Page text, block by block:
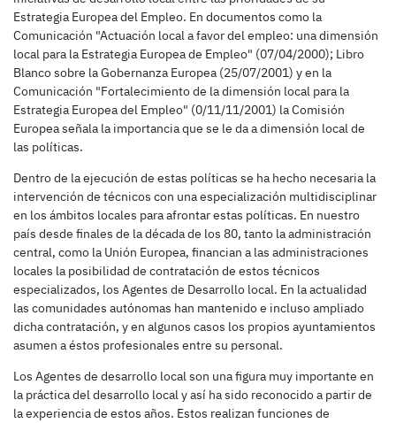
Estrategia Europea del Empleo. En documentos como la
Comunicación "Actuación local a favor del empleo: una dimensión
local para la Estrategia Europea de Empleo" (07/04/2000); Libro
Blanco sobre la Gobernanza Europea (25/07/2001) y en la
Comunicación "Fortalecimiento de la dimensión local para la
Estrategia Europea del Empleo" (0/11/11/2001) la Comisión
Europea señala la importancia que se le da a dimensión local de
las políticas.
Dentro de la ejecución de estas políticas se ha hecho necesaria la
intervención de técnicos con una especialización multidisciplinar
en los ámbitos locales para afrontar estas políticas. En nuestro
país desde finales de la década de los 80, tanto la administración
central, como la Unión Europea, financian a las administraciones
locales la posibilidad de contratación de estos técnicos
especializados, los Agentes de Desarrollo local. En la actualidad
las comunidades autónomas han mantenido e incluso ampliado
dicha contratación, y en algunos casos los propios ayuntamientos
asumen a éstos profesionales entre su personal.
Los Agentes de desarrollo local son una figura muy importante en
la práctica del desarrollo local y así ha sido reconocido a partir de
la experiencia de estos años. Estos realizan funciones de